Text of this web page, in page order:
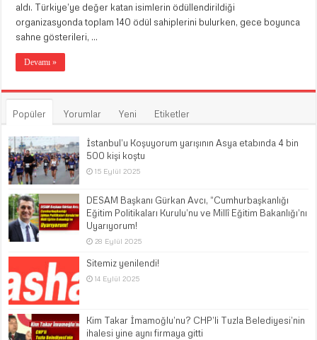
aldı. Türkiye’ye değer katan isimlerin ödüllendirildiği
organizasyonda toplam 140 ödül sahiplerini bulurken, gece boyunca
sahne gösterileri, …
Devamı »
Popüler Yorumlar Yeni Etiketler
İstanbul’u Koşuyorum yarışının Asya etabında 4 bin
500 kişi koştu
15 Eylül 2025
DESAM Başkanı Gürkan Avcı, “Cumhurbaşkanlığı
Eğitim Politikaları Kurulu’nu ve Millî Eğitim Bakanlığı’nı
Uyarıyorum!
28 Eylül 2025
Sitemiz yenilendi!
14 Eylül 2025
Kim Takar İmamoğlu’nu? CHP’li Tuzla Belediyesi’nin
ihalesi yine aynı firmaya gitti